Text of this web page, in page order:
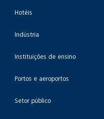
Hotéis
Indústria
Instituições de ensino
Portos e aeroportos
Setor público